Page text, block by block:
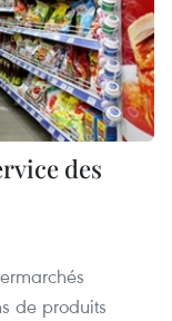
des
de produits